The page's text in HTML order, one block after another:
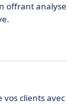
offrant
vos clients